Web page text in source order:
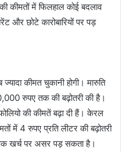
कीमतों में फिलहाल कोई बदलाव
और छोटे कारोबारियों पर पड़
कीमत चुकानी होगी। मारुति
रुपए तक की बढ़ोतरी की है।
की कीमतें बढ़ा दी हैं। केरल
में 4 रुपए प्रति लीटर की बढ़ोतरी
खर्च पर असर पड़ सकता है।